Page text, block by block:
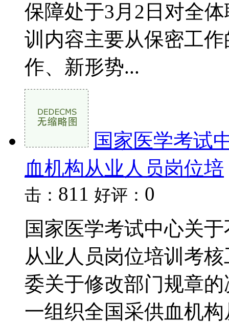
保障处于3月2日对全
训内容主要从保密工
作、新形势...
国家医学考试
血机构从业人员岗位培
击： 811 好评： 0
国家医学考试中心关
从业人员岗位培训考
委关于修改部门规章
一组织全国采供血机